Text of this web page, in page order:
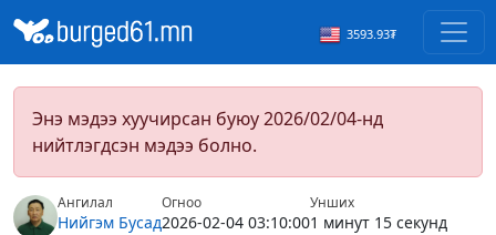
3593.93₮
Энэ мэдээ хуучирсан буюу 2026/02/04-нд
нийтлэгдсэн мэдээ болно.
Ангилал
Нийгэм Бусад
Огноо
2026-02-04 03:10:00
Унших
1 минут 15 секунд